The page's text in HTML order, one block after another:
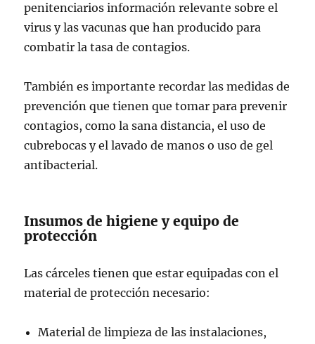
penitenciarios información relevante sobre el
virus y las vacunas que han producido para
combatir la tasa de contagios.
También es importante recordar las medidas de
prevención que tienen que tomar para prevenir
contagios, como la sana distancia, el uso de
cubrebocas y el lavado de manos o uso de gel
antibacterial.
Insumos de higiene y equipo de
protección
Las cárceles tienen que estar equipadas con el
material de protección necesario:
Material de limpieza de las instalaciones,